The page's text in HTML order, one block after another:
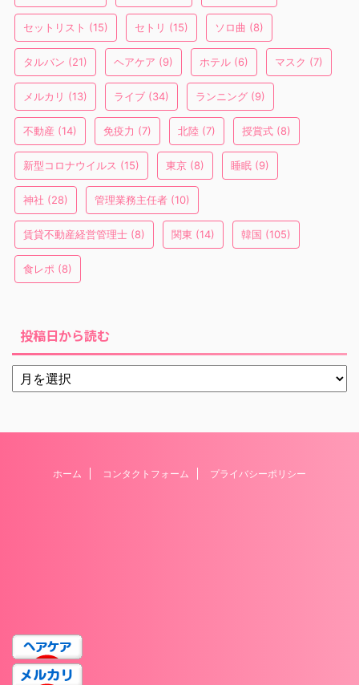
セットリスト (15) セトリ (15) ソロ曲 (8)
タルバン (21) ヘアケア (9) ホテル (6) マスク (7)
メルカリ (13) ライブ (34) ランニング (9)
不動産 (14) 免疫力 (7) 北陸 (7) 授賞式 (8)
新型コロナウイルス (15) 東京 (8) 睡眠 (9)
神社 (28) 管理業務主任者 (10)
賃貸不動産経営管理士 (8) 関東 (14) 韓国 (105)
食レポ (8)
投稿日から読む
ホーム コンタクトフォーム プライバシーポリシー